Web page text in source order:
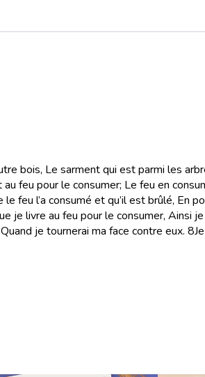
bois, Le sarment qui est parmi les
au feu pour le consumer; Le feu en
feu l’a consumé et qu’il est brûlé, En
je livre au feu pour le consumer, Ainsi
je tournerai ma face contre eux. 8